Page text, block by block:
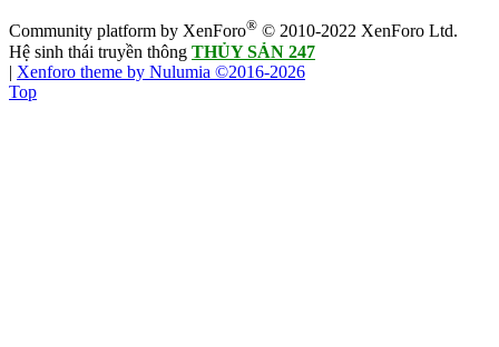
Community platform by XenForo® © 2010-2022 XenForo Ltd.
Hệ sinh thái truyền thông THỦY SẢN 247
| Xenforo theme by Nulumia ©2016-2026
Top